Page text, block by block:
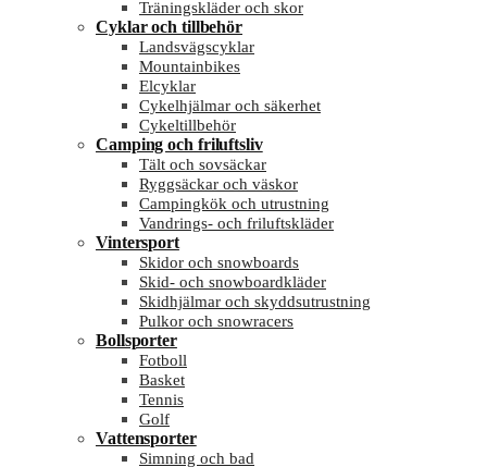
Träningskläder och skor
Cyklar och tillbehör
Landsvägscyklar
Mountainbikes
Elcyklar
Cykelhjälmar och säkerhet
Cykeltillbehör
Camping och friluftsliv
Tält och sovsäckar
Ryggsäckar och väskor
Campingkök och utrustning
Vandrings- och friluftskläder
Vintersport
Skidor och snowboards
Skid- och snowboardkläder
Skidhjälmar och skyddsutrustning
Pulkor och snowracers
Bollsporter
Fotboll
Basket
Tennis
Golf
Vattensporter
Simning och bad